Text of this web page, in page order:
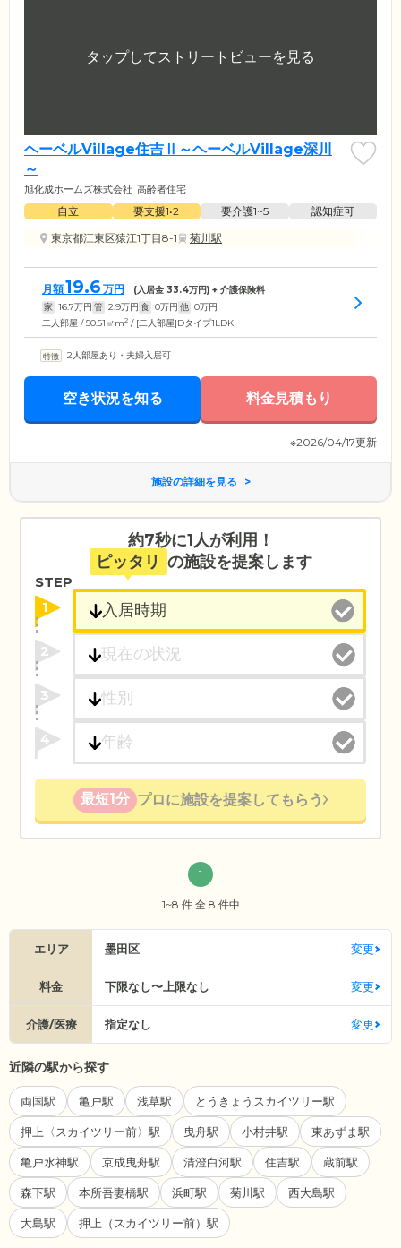
ヘーベルVillage住吉Ⅱ～ヘーベルVillage深川
～
旭化成ホームズ株式会社 高齢者住宅
自立 要支援1•2 要介護1~5
認知症可
東京都江東区猿江1丁目8-1
菊川駅
月額19.6 万円 (入居金 33.4万円) + 介護保険料
家 16.7万円 管 2.9万円 食 0万円 他 0万円
二人部屋 / 50.51㎡m2 / [二人部屋]Dタイプ1LDK
2人部屋あり・夫婦入居可
空き状況を知る 料金見積もり
※2026/04/17更新
施設の詳細を見る
約7秒に1人が利用！
ピッタリ の施設を提案します
STEP
1
2
3
4
最短1分 プロに施設を提案してもらう
1
1~8 件 全 8 件中
エリア 墨田区 変更
料金 下限なし〜上限なし 変更
介護/医療 指定なし 変更
近隣の駅から探す
両国駅 亀戸駅 浅草駅 とうきょうスカイツリー駅
押上〈スカイツリー前〉駅 曳舟駅 小村井駅 東あずま駅
亀戸水神駅 京成曳舟駅 清澄白河駅 住吉駅 蔵前駅
森下駅 本所吾妻橋駅 浜町駅 菊川駅 西大島駅
大島駅 押上（スカイツリー前）駅